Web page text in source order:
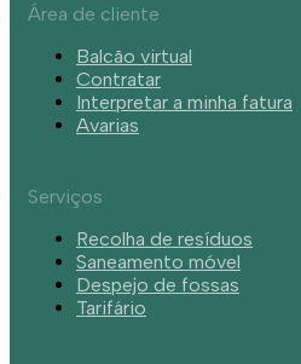
Área de cliente
Balcão virtual
Contratar
Interpretar a minha fatura
Avarias
Serviços
Recolha de resíduos
Saneamento móvel
Despejo de fossas
Tarifário